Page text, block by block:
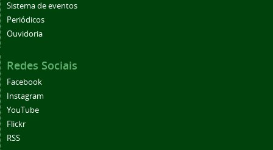
Sistema de eventos
Periódicos
Ouvidoria
Redes Sociais
Facebook
Instagram
YouTube
Flickr
RSS